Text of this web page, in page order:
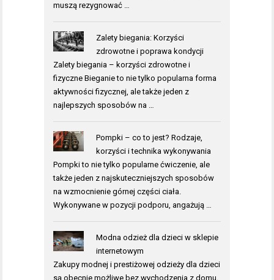
muszą rezygnować …
Zalety biegania: Korzyści
zdrowotne i poprawa kondycji
Zalety biegania – korzyści zdrowotne i
fizyczne Bieganie to nie tylko popularna forma
aktywności fizycznej, ale także jeden z
najlepszych sposobów na …
Pompki – co to jest? Rodzaje,
korzyści i technika wykonywania
Pompki to nie tylko popularne ćwiczenie, ale
także jeden z najskuteczniejszych sposobów
na wzmocnienie górnej części ciała.
Wykonywane w pozycji podporu, angażują …
Modna odzież dla dzieci w sklepie
internetowym
Zakupy modnej i prestiżowej odzieży dla dzieci
są obecnie możliwe bez wychodzenia z domu.